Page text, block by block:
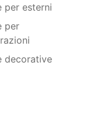
per esterni
per
decorative